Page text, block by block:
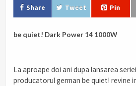
Share Tweet Pin
be quiet! Dark Power 14 1000W
La aproape doi ani dupa lansarea seriei
producatorul german be quiet! revine